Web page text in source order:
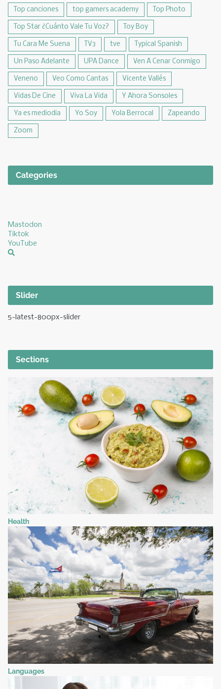
Top canciones top gamers academy Top Photo
Top Star ¿Cuánto Vale Tu Voz? Toy Boy
Tu Cara Me Suena TV3 tve Typical Spanish
Un Paso Adelante UPA Dance Ven A Cenar Conmigo
Veneno Veo Como Cantas Vicente Vallés
Vidas De Cine Viva La Vida Y Ahora Sonsoles
Ya es mediodia Yo Soy Yola Berrocal Zapeando
Zoom
Categories
Mastodon
Tiktok
YouTube
Slider
5-latest-800px-slider
Sections
Health
Languages